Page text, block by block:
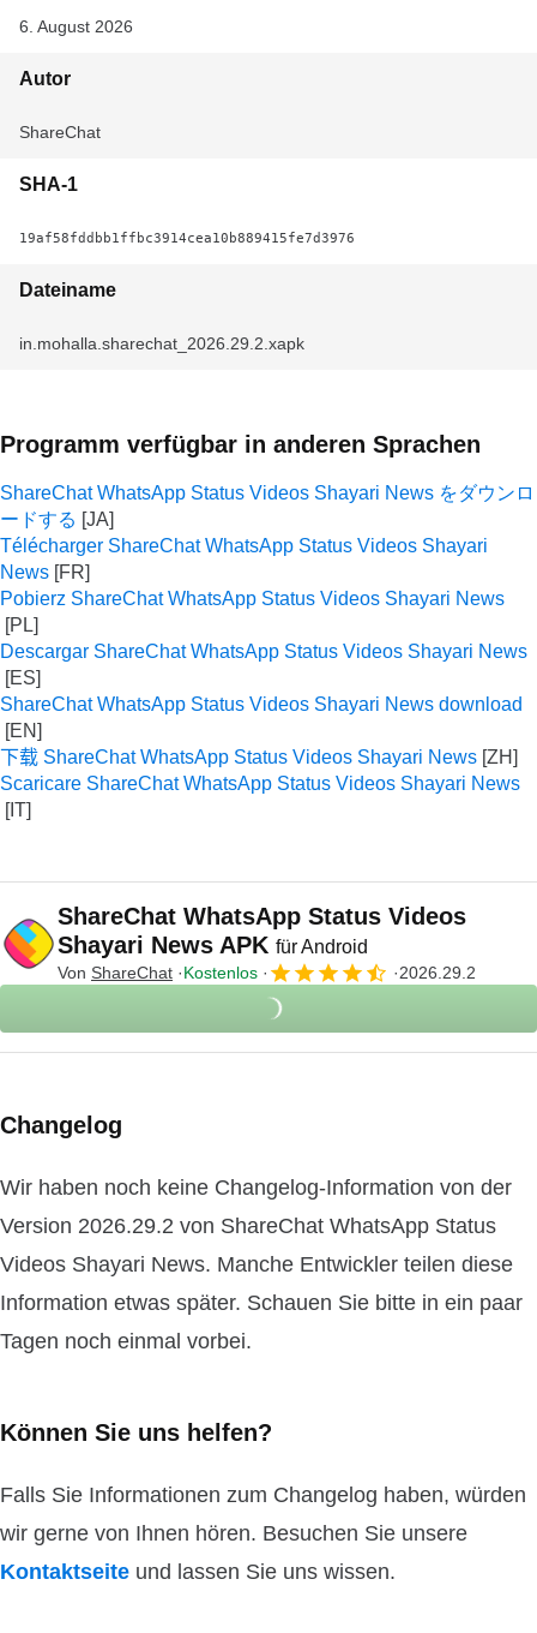
6. August 2026
Autor
ShareChat
SHA-1
19af58fddbb1ffbc3914cea10b889415fe7d3976
Dateiname
in.mohalla.sharechat_2026.29.2.xapk
Programm verfügbar in anderen Sprachen
ShareChat WhatsApp Status Videos Shayari News をダウンロ
ードする
Télécharger ShareChat WhatsApp Status Videos Shayari
News
Pobierz ShareChat WhatsApp Status Videos Shayari News
Descargar ShareChat WhatsApp Status Videos Shayari News
ShareChat WhatsApp Status Videos Shayari News download
下载 ShareChat WhatsApp Status Videos Shayari News
Scaricare ShareChat WhatsApp Status Videos Shayari News
ShareChat WhatsApp Status Videos
Shayari News APK für Android
Von ShareChat Kostenlos 2026.29.2
Changelog
Wir haben noch keine Changelog-Information von der
Version 2026.29.2 von ShareChat WhatsApp Status
Videos Shayari News. Manche Entwickler teilen diese
Information etwas später. Schauen Sie bitte in ein paar
Tagen noch einmal vorbei.
Können Sie uns helfen?
Falls Sie Informationen zum Changelog haben, würden
wir gerne von Ihnen hören. Besuchen Sie unsere
Kontaktseite und lassen Sie uns wissen.